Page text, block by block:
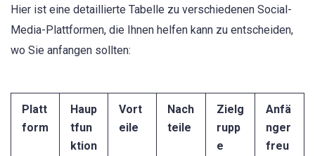
Hier ist eine detaillierte Tabelle zu verschiedenen Social-
Media-Plattformen, die Ihnen helfen kann zu entscheiden,
wo Sie anfangen sollten:
Platt
form
Haup
tfun
ktion
Vort
eile
Nach
teile
Zielg
rupp
e
Anfä
nger
freu